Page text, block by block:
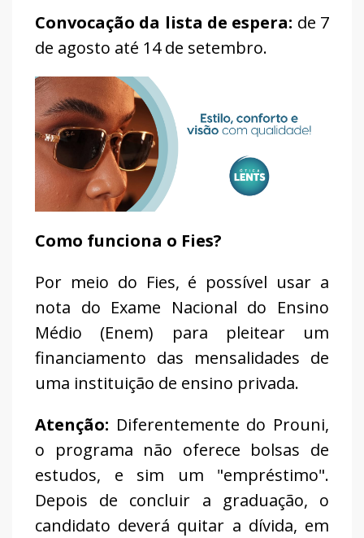
Convocação da lista de espera: de 7
de agosto até 14 de setembro.
Como funciona o Fies?
Por meio do Fies, é possível usar a
nota do Exame Nacional do Ensino
Médio (Enem) para pleitear um
financiamento das mensalidades de
uma instituição de ensino privada.
Atenção: Diferentemente do Prouni,
o programa não oferece bolsas de
estudos, e sim um "empréstimo".
Depois de concluir a graduação, o
candidato deverá quitar a dívida, em